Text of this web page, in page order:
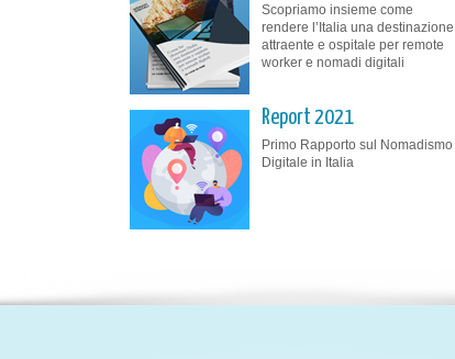
Scopriamo insieme come
rendere l’Italia una destinazione
attraente e ospitale per remote
worker e nomadi digitali
Report 2021
Primo Rapporto sul Nomadismo
Digitale in Italia